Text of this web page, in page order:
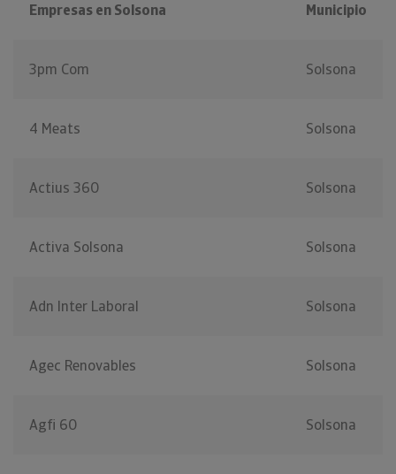
Empresas en Solsona Municipio
3pm Com Solsona
4 Meats Solsona
Actius 360 Solsona
Activa Solsona Solsona
Adn Inter Laboral Solsona
Agec Renovables Solsona
Agfi 60 Solsona